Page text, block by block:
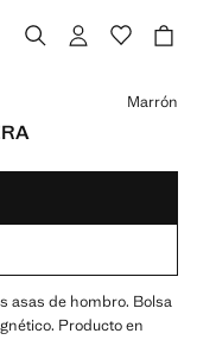
Marrón
asas de hombro. Bolsa
Producto en